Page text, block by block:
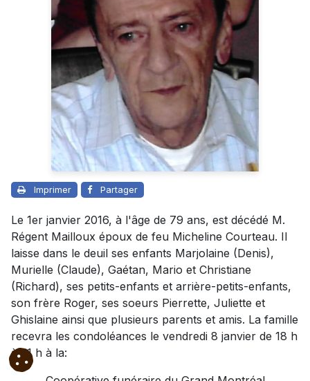
Imprimer Partager
Le 1er janvier 2016, à l'âge de 79 ans, est décédé M.
Régent Mailloux époux de feu Micheline Courteau. Il
laisse dans le deuil ses enfants Marjolaine (Denis),
Murielle (Claude), Gaétan, Mario et Christiane
(Richard), ses petits-enfants et arrière-petits-enfants,
son frère Roger, ses soeurs Pierrette, Juliette et
Ghislaine ainsi que plusieurs parents et amis. La famille
recevra les condoléances le vendredi 8 janvier de 18 h
à 21 h à la: